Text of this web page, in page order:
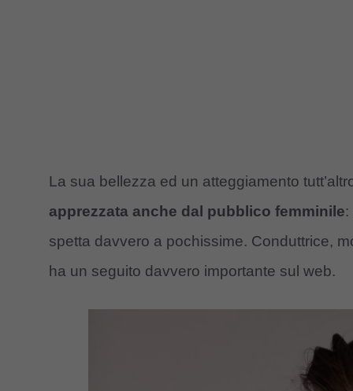
La sua bellezza ed un atteggiamento
apprezzata anche dal pubblico femminile
spetta davvero a pochissime. Conduttrice,
ha un seguito davvero importante sul web.